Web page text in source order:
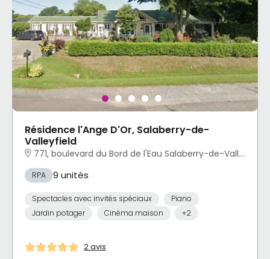
Résidence l'Ange D'Or, Salaberry-de-
Valleyfield
771, boulevard du Bord de l'Eau Salaberry-de-Valleyfield, QC
RPA 9 unités
Spectacles avec invités spéciaux
Piano
Jardin potager
Cinéma maison +2
2 avis